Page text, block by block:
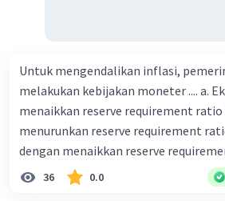
Untuk mengendalikan inflasi,
melakukan kebijakan moneter .... a.
menaikkan reserve requirement ratio
menurunkan reserve requirement
dengan menaikkan reserve
dengan menurunkan reserve
Ekspansif dengan menaikkan tingkat
36 0.0